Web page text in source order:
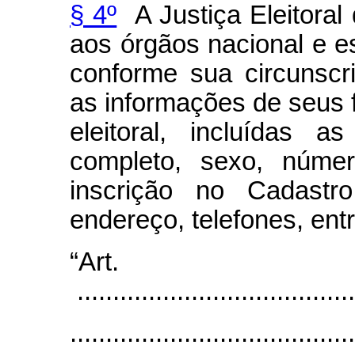
§ 4º A Justiça Eleitoral
aos órgãos nacional e
conforme sua
as informações de
eleitoral, incluídas
completo, sexo,
inscrição no
endereço, telefones,